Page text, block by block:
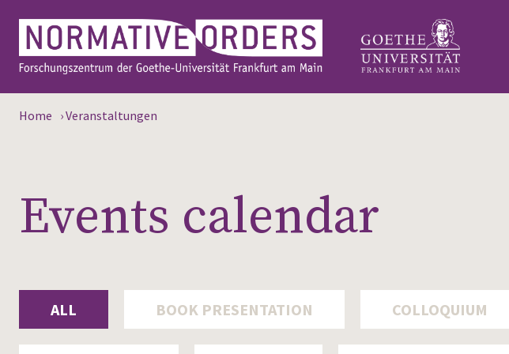
Home ›Veranstaltungen
Events calendar
ALL BOOK PRESENTATION COLLOQUIUM